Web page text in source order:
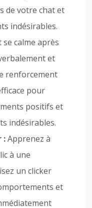
de votre chat et
indésirables.
calme après
et
renforcement
pour
positifs et
indésirables.
:Apprenez à
à une
un clicker
et